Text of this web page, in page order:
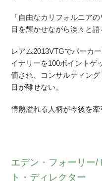
「自由なカリフォルニア
目を輝かせながら淡々と語
レアム2013VTGでパーカ
イナリーを100ポイントゲ
価され、コンサルティン
目が離せない。
情熱溢れる人柄が今後を牽
エデン・フォーリー
ト・ディレクター